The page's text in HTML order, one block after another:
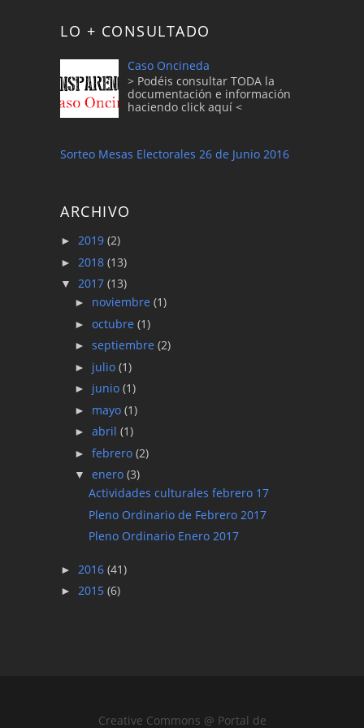
LO + CONSULTADO
Caso Oncineda
> Podéis consultar TODA la
documentación e información
haciendo click aquí <
Sorteo Mesas Electorales 26 de Junio 2016
ARCHIVO
► 2019 (2)
► 2018 (13)
▼ 2017 (13)
► noviembre (1)
► octubre (1)
► septiembre (2)
► julio (1)
► junio (1)
► mayo (1)
► abril (1)
► febrero (2)
▼ enero (3)
Actividades culturales febrero 17
Pleno Ordinario de Febrero 2017
Pleno Ordinario Enero 2017
► 2016 (41)
► 2015 (6)
Creative Commons @ Portal de